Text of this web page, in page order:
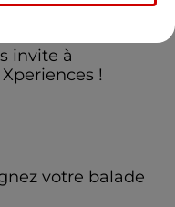
invite à
!
votre balade